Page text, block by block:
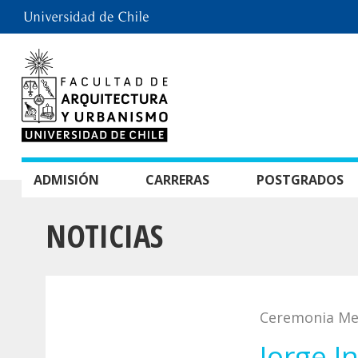
ADMISIÓN CARRERAS POSTGRADOS
NOTICIAS
Ceremonia